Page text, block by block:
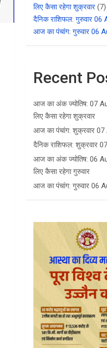
लिए कैसा रहेगा शुक्रवार (7)
दैनिक राशिफल: गुरुवार 06
आज का पंचांग: गुरुवार 06
Recent
आज का अंक ज्योतिष: 07
लिए कैसा रहेगा शुक्रवार
आज का पंचांग: शुक्रवार
दैनिक राशिफल: शुक्रवार
आज का अंक ज्योतिष: 06
लिए कैसा रहेगा गुरुवार
आज का पंचांग: गुरुवार 06